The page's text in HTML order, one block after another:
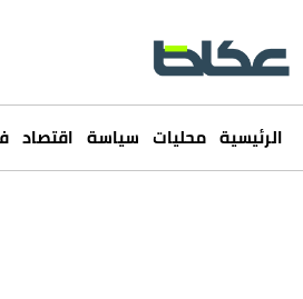
الرئيسية محليات سياسة اقتصاد